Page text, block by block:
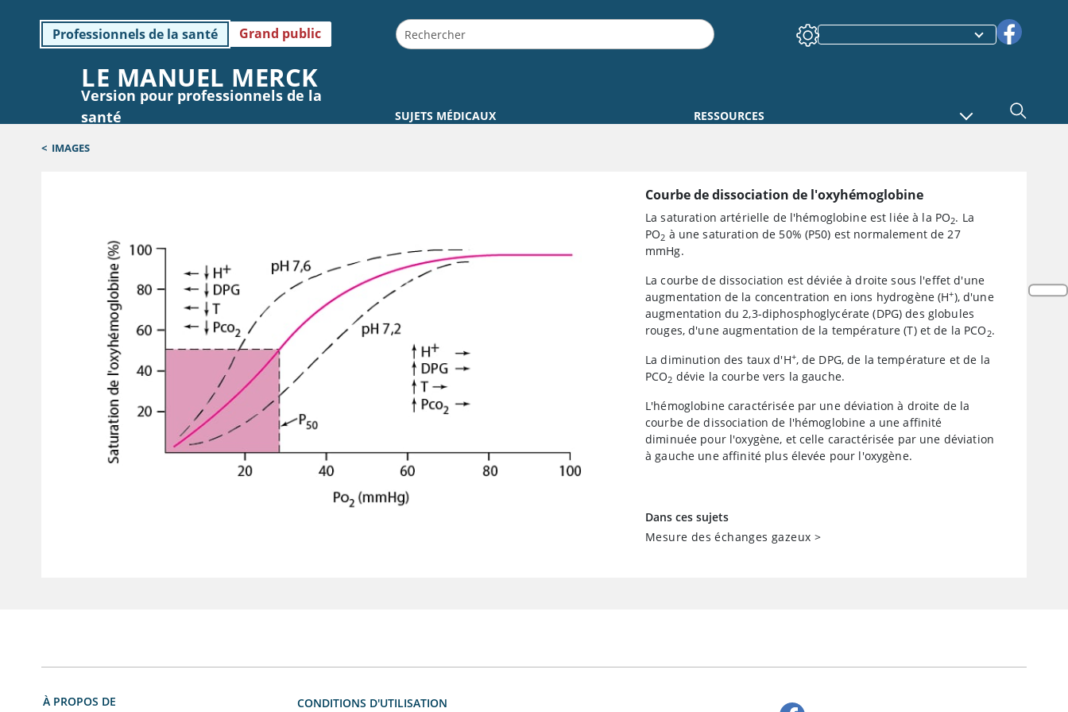
Professionnels de la santé Grand public
LE MANUEL MERCK
Version pour professionnels de la
santé
SUJETS MÉDICAUX RESSOURCES
< IMAGES
Courbe de dissociation de l'oxyhémoglobine
La saturation artérielle de l'hémoglobine est liée à la PO2. La
PO2 à une saturation de 50% (P50) est normalement de 27
mmHg.
La courbe de dissociation est déviée à droite sous l'effet d'une
augmentation de la concentration en ions hydrogène (H+), d'une
augmentation du 2,3-diphosphoglycérate (DPG) des globules
rouges, d'une augmentation de la température (T) et de la PCO2.
La diminution des taux d'H+, de DPG, de la température et de la
PCO2 dévie la courbe vers la gauche.
L'hémoglobine caractérisée par une déviation à droite de la
courbe de dissociation de l'hémoglobine a une affinité
diminuée pour l'oxygène, et celle caractérisée par une déviation
à gauche une affinité plus élevée pour l'oxygène.
Dans ces sujets
Mesure des échanges gazeux >
À PROPOS DE CONDITIONS D'UTILISATION